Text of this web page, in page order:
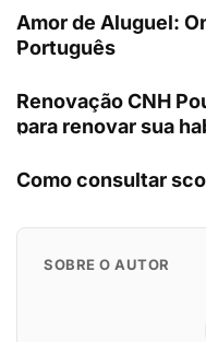
Amor de Aluguel:
Português
Renovação CNH
para renovar sua
Como consultar
SOBRE O AUTOR